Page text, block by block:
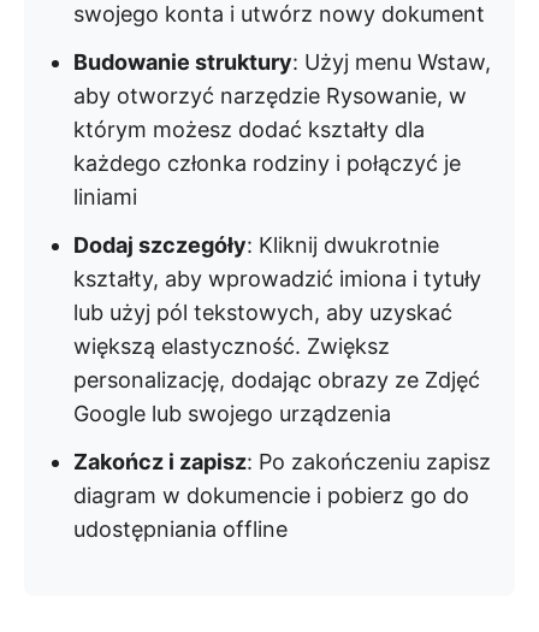
swojego konta i utwórz nowy dokument
Budowanie struktury: Użyj menu Wstaw,
aby otworzyć narzędzie Rysowanie, w
którym możesz dodać kształty dla
każdego członka rodziny i połączyć je
liniami
Dodaj szczegóły: Kliknij dwukrotnie
kształty, aby wprowadzić imiona i tytuły
lub użyj pól tekstowych, aby uzyskać
większą elastyczność. Zwiększ
personalizację, dodając obrazy ze Zdjęć
Google lub swojego urządzenia
Zakończ i zapisz: Po zakończeniu zapisz
diagram w dokumencie i pobierz go do
udostępniania offline